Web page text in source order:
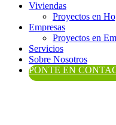
Viviendas
Proyectos en
Empresas
Proyectos en
Servicios
Sobre Nosotros
PONTE EN